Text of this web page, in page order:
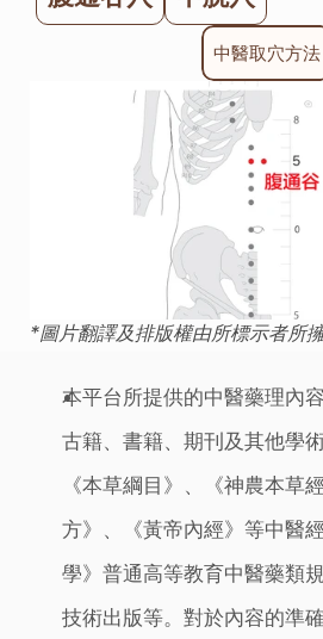
中醫取穴方法
*圖片翻譯及排版權由所標示者所
本平台所提供的中醫藥理內
古籍、書籍、期刊及其他學
《本草綱目》、《神農本草
方》、《黃帝內經》等中醫
學》普通高等教育中醫藥類
技術出版等。對於內容的準